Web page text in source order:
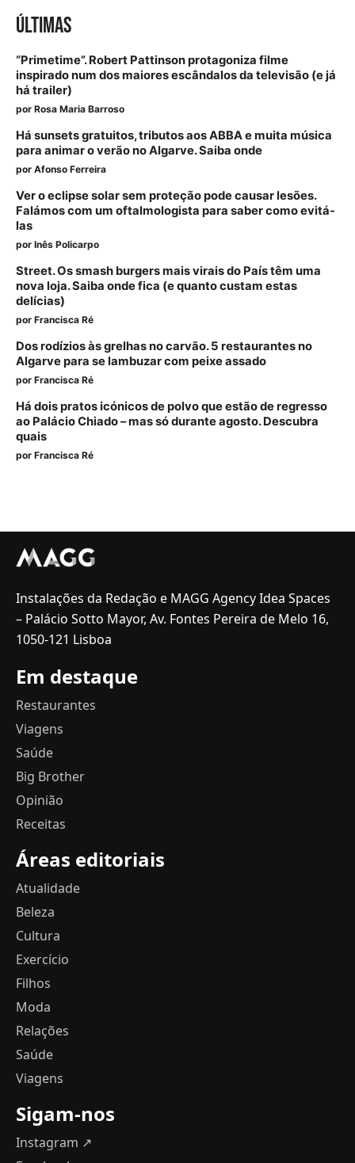
ÚLTIMAS
“Primetime”. Robert Pattinson protagoniza filme
inspirado num dos maiores escândalos da televisão (e já
há trailer)
por Rosa Maria Barroso
Há sunsets gratuitos, tributos aos ABBA e muita música
para animar o verão no Algarve. Saiba onde
por Afonso Ferreira
Ver o eclipse solar sem proteção pode causar lesões.
Falámos com um oftalmologista para saber como evitá-
las
por Inês Policarpo
Street. Os smash burgers mais virais do País têm uma
nova loja. Saiba onde fica (e quanto custam estas
delícias)
por Francisca Ré
Dos rodízios às grelhas no carvão. 5 restaurantes no
Algarve para se lambuzar com peixe assado
por Francisca Ré
Há dois pratos icónicos de polvo que estão de regresso
ao Palácio Chiado – mas só durante agosto. Descubra
quais
por Francisca Ré
Instalações da Redação e MAGG Agency Idea Spaces
– Palácio Sotto Mayor, Av. Fontes Pereira de Melo 16,
1050-121 Lisboa
Em destaque
Restaurantes
Viagens
Saúde
Big Brother
Opinião
Receitas
Áreas editoriais
Atualidade
Beleza
Cultura
Exercício
Filhos
Moda
Relações
Saúde
Viagens
Sigam-nos
Instagram ↗